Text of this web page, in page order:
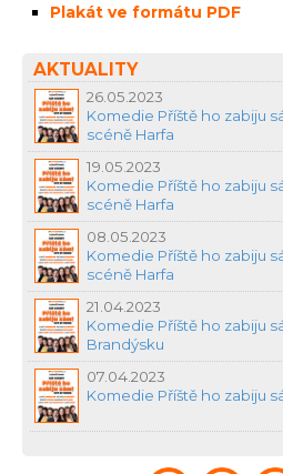
Plakát ve formátu PDF
AKTUALITY
26.05.2023
Komedie Příště ho zabiju
scéně Harfa
19.05.2023
Komedie Příště ho zabiju
scéně Harfa
08.05.2023
Komedie Příště ho zabiju
scéně Harfa
21.04.2023
Komedie Příště ho zabiju
Brandýsku
07.04.2023
Komedie Příště ho zabiju